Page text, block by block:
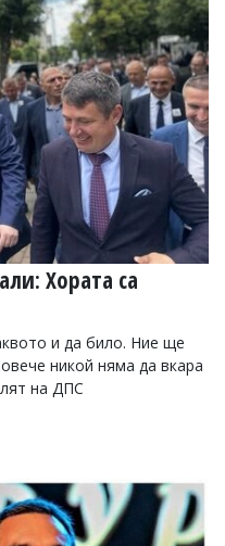
Хората са
и да било. Ние ще
никой няма да вкара
на ДПС